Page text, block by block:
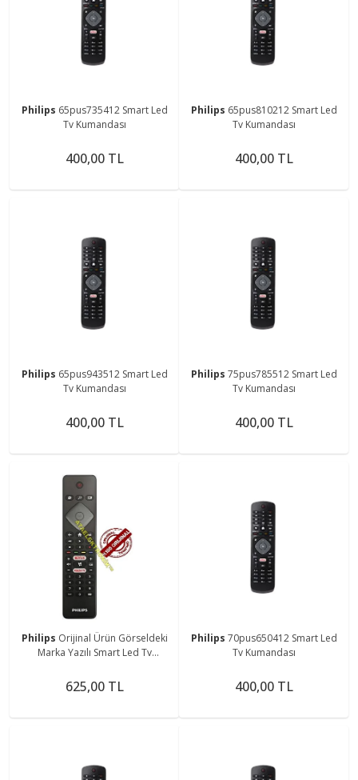
Philips 65pus735412 Smart Led
Tv Kumandası
400,00 TL
Philips 65pus810212 Smart Led
Tv Kumandası
400,00 TL
Philips 65pus943512 Smart Led
Tv Kumandası
400,00 TL
Philips 75pus785512 Smart Led
Tv Kumandası
400,00 TL
Philips Orijinal Ürün Görseldeki
Marka Yazılı Smart Led Tv
625,00 TL
Philips 70pus650412 Smart Led
Tv Kumandası
400,00 TL